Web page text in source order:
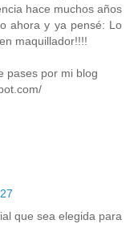
hace muchos años
ahora y ya pensé: Lo
maquillador!!!!
pases por mi blog
que sea elegida para